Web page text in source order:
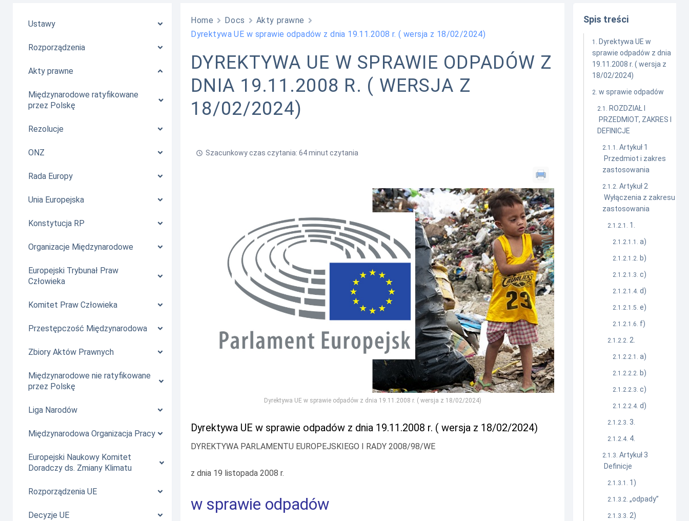
Ustawy
Rozporządzenia
Akty prawne
Międzynarodowe ratyfikowane
przez Polskę
Rezolucje
ONZ
Rada Europy
Unia Europejska
Konstytucja RP
Organizacje Międzynarodowe
Europejski Trybunał Praw
Człowieka
Komitet Praw Człowieka
Przestępczość Międzynarodowa
Zbiory Aktów Prawnych
Międzynarodowe nie ratyfikowane
przez Polskę
Liga Narodów
Międzynarodowa Organizacja Pracy
Europejski Naukowy Komitet
Doradczy ds. Zmiany Klimatu
Rozporządzenia UE
Decyzje UE
Home Docs
Akty prawne
Dyrektywa UE w sprawie odpadów z dnia 19.11.2008 r. ( wersja z 18/02/2024)
DYREKTYWA UE W SPRAWIE ODPADÓW Z
DNIA 19.11.2008 R. ( WERSJA Z
18/02/2024)
Szacunkowy czas czytania: 64 minut czytania
Dyrektywa UE w sprawie odpadów z dnia 19.11.2008 r. ( wersja z 18/02/2024)
Dyrektywa UE w sprawie odpadów z dnia 19.11.2008 r. ( wersja z 18/02/2024)
DYREKTYWA PARLAMENTU EUROPEJSKIEGO I RADY 2008/98/WE
z dnia 19 listopada 2008 r.
w sprawie odpadów
Spis treści
Dyrektywa UE w
sprawie odpadów z dnia
19.11.2008 r. ( wersja z
18/02/2024)
w sprawie odpadów
ROZDZIAŁ I
PRZEDMIOT, ZAKRES I
DEFINICJE
Artykuł 1
Przedmiot i zakres
zastosowania
Artykuł 2
Wyłączenia z zakresu
zastosowania
1.
a)
b)
c)
d)
e)
f)
2.
a)
b)
c)
d)
3.
4.
Artykuł 3
Definicje
1)
„odpady”
2)